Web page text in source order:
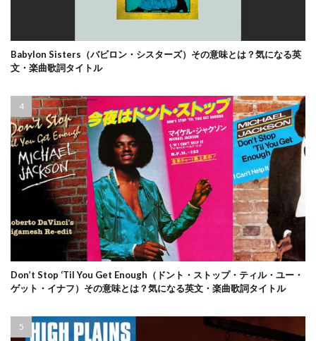
Babylon Sisters（バビロン・シスターズ）その意味とは？気になる英
文・楽曲歌詞タイトル
Don’t Stop ‘Til You Get Enough（ドント・ストップ・ティル・ユー・
ゲット・イナフ）その意味とは？気になる英文・楽曲歌詞タイトル